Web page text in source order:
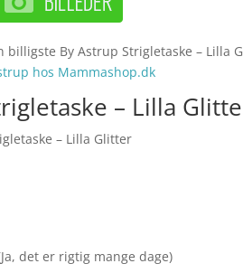
billigste By Astrup Strigletaske – Lilla
hos Mammashop.dk
– Lilla
– Lilla Glitter
det er rigtig mange dage)